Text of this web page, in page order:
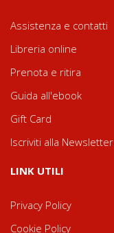
Assistenza e contatti
Libreria online
Prenota e ritira
Guida all'ebook
Gift Card
Iscriviti alla Newsletter
LINK UTILI
Privacy Policy
Cookie Policy